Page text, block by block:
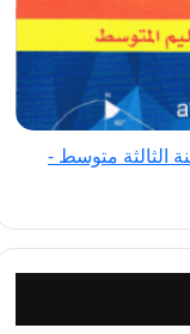
السنة الثالثة متوسط -